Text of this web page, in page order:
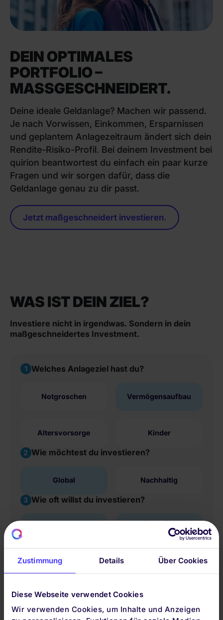
Zustimmung Details Über Cookies
Diese Webseite verwendet Cookies
Wir verwenden Cookies, um Inhalte und Anzeigen
DEIN OPTIMALES
PORTFOLIO –
MASSGESCHNEIDERT.
Deine ideale Geldanlage? Machen wir passend.
Je nach Vorwissen, Einkommen, Ersparnissen
und geplantem Anlagezeitraum ändert sich dein
Rendite-Risiko-Profil. Bei deinem Investment bei
quirion beantwortest du einfach ein paar kurze
Fragen und wir sorgen dafür, dass die
Geldanlage genau zu dir passt.
Jetzt maßgeschneidert investieren.
WAS IST DEIN ZIEL?
Investiere nicht in irgendwas. Sondern in dein
maßgeschneidertes Investment.
Deine Auswahl:
1 Welches Anlageziel hast du?
Notgroschen Vermögensaufbau
Altersvorsorge Kinder
2 Wie möchtest du investieren?
Global Nachhaltig
3 Wie oft willst du investieren?
Einmalige
Geldanlage